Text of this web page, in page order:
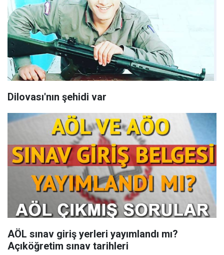
Dilovası'nın şehidi var
AÖL sınav giriş yerleri yayımlandı mı?
Açıköğretim sınav tarihleri